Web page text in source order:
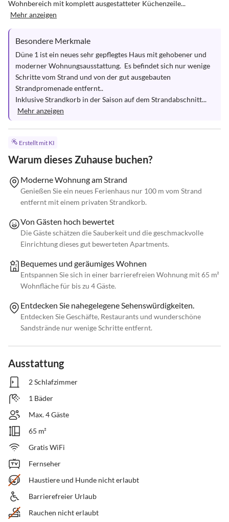
Wohnbereich mit komplett ausgestatteter Küchenzeile...
Mehr anzeigen
Besondere Merkmale
Düne 1 ist ein neues sehr gepflegtes Haus mit gehobener und
moderner Wohnungsausstattung.  Es befindet sich nur wenige
Schritte vom Strand und von der gut ausgebauten
Strandpromenade entfernt..
Inklusive Strandkorb in der Saison auf dem Strandabschnitt...
Mehr anzeigen
Erstellt mit KI
Warum dieses Zuhause buchen?
Moderne Wohnung am Strand
Genießen Sie ein neues Ferienhaus nur 100 m vom Strand
entfernt mit einem privaten Strandkorb.
Von Gästen hoch bewertet
Die Gäste schätzen die Sauberkeit und die geschmackvolle
Einrichtung dieses gut bewerteten Apartments.
Bequemes und geräumiges Wohnen
Entspannen Sie sich in einer barrierefreien Wohnung mit 65 m²
Wohnfläche für bis zu 4 Gäste.
Entdecken Sie nahegelegene Sehenswürdigkeiten.
Entdecken Sie Geschäfte, Restaurants und wunderschöne
Sandstrände nur wenige Schritte entfernt.
Ausstattung
2 Schlafzimmer
1 Bäder
Max. 4 Gäste
65 m²
Gratis WiFi
Fernseher
Haustiere und Hunde nicht erlaubt
Barrierefreier Urlaub
Rauchen nicht erlaubt